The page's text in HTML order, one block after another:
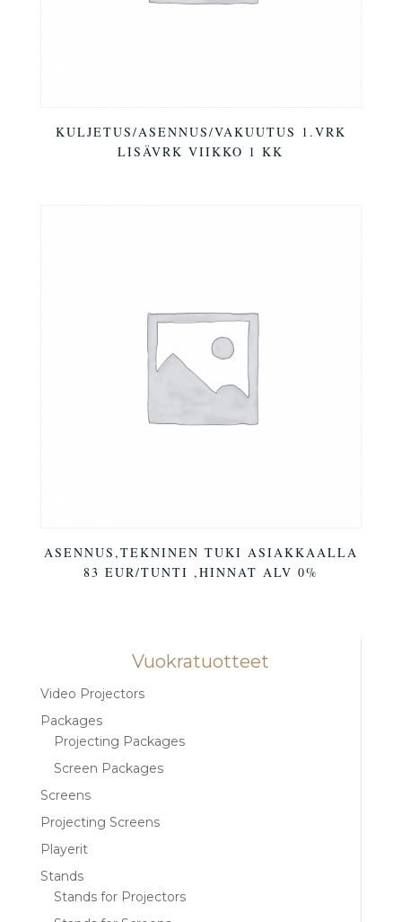
KULJETUS/ASENNUS/VAKUUTUS 1.VRK
LISÄVRK VIIKKO 1 KK
ASENNUS,TEKNINEN TUKI ASIAKKAALLA
83 EUR/TUNTI ,HINNAT ALV 0%
Vuokratuotteet
Video Projectors
Packages
Projecting Packages
Screen Packages
Screens
Projecting Screens
Playerit
Stands
Stands for Projectors